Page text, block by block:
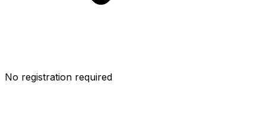
No registration required